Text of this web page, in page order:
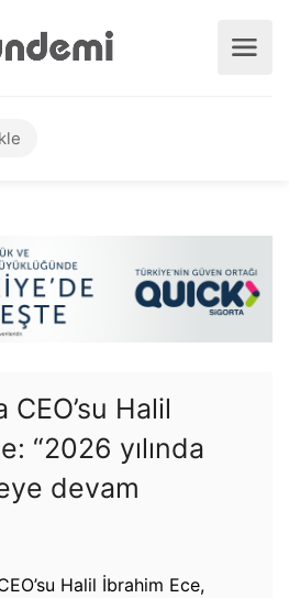
Halil
“2026 yılında
devam
Halil İbrahim Ece,